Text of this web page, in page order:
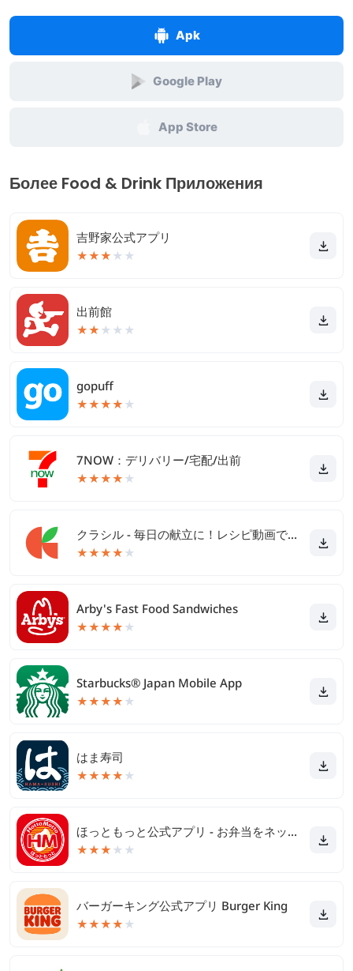
Apk
Google Play
App Store
Более Food & Drink Приложения
吉野家公式アプリ
★★★ ★ ★
出前館
★★ ★ ★ ★
gopuff
★★★★ ★
7NOW：デリバリー/宅配/出前
★★★★ ★
クラシル - 毎日の献立に！レシピ動画で料理がおいしく作れる
★★★★ ★
Arby's Fast Food Sandwiches
★★★★ ★
Starbucks® Japan Mobile App
★★★★ ★
はま寿司
★★★★ ★
ほっともっと公式アプリ - お弁当をネット注文
★★★ ★ ★
バーガーキング公式アプリ Burger King
★★★★ ★